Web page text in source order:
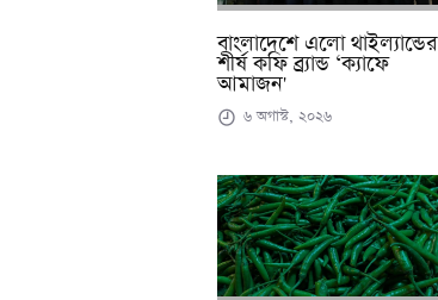
বাংলাদেশে এলো থাইল্যান্ডের
শীর্ষ কফি ব্র্যান্ড ‘ক্যাফে
আমাজন'
৬ অগাস্ট, ২০২৬